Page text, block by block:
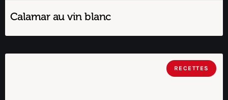
Calamar au vin blanc
RECETTES